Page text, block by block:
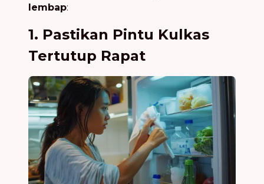
lembap:
1. Pastikan Pintu Kulkas
Tertutup Rapat